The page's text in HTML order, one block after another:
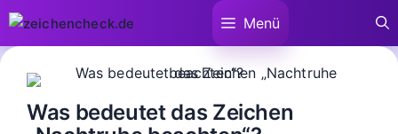
Zum
springen
Menü
Was bedeutet das Zeichen